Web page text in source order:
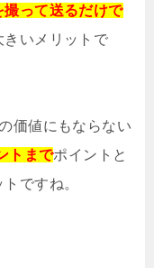
撮って送るだけで
いメリットで
価値にもならない
トまでポイントと
ですね。